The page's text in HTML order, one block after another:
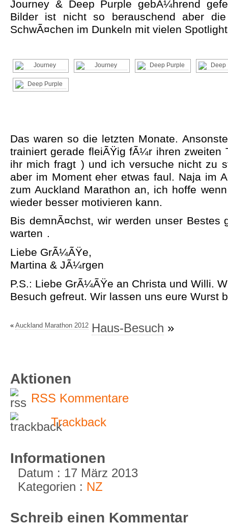
Journey & Deep Purple gebÃ¼hrend
Bilder ist nicht so berauschend aber
SchwÃ¤chen im Dunkeln mit vielen
Das waren so die letzten Monate.
trainiert gerade fleiÃŸig fÃ¼r ihren zweiten
ihr mich fragt ) und ich versuche nicht zu
aber im Moment eher etwas faul. Naja im
zum Auckland Marathon an, ich hoffe
wieder besser motivieren kann.
Bis demnÃ¤chst, wir werden unser Bestes
warten .
Liebe GrÃ¼ÃŸe,
Martina & JÃ¼rgen
P.S.: Liebe GrÃ¼ÃŸe an Christa und Willi.
Besuch gefreut. Wir lassen uns eure Wurst
« Auckland Marathon 2012 Haus-Besuch »
Aktionen
RSS Kommentare
Trackback
Informationen
Datum : 17 März 2013
Kategorien : NZ
Schreib einen Kommentar